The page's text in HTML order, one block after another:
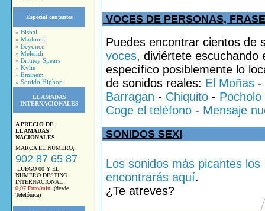
Especial cantantes
» Bisbal
» Madonna
» Beyonce
» Melendi
» Britney Spears
» Kylie
» Eminem
» Sonido Hiphop
LLAMADAS
INTERNACIONALES
A PRECIO DE
LLAMADAS
NACIONALES
MARCA EL NÚMERO,
902 87 65 87
LUEGO 00 Y EL
NUMERO DESTINO
INTERNACIONAL
0,07 Euro/min. (desde
Telefónica)
VOCES DE PERSONAS,
Puedes encontrar cientos de
voces, diviértete escuchando
específico posiblemente lo
de sonidos reales: El Moñas -
Barragan - Chiquito - Pocholo
Coge el teléfono - Mensaje
SONIDOS SEXI
Los sonidos más picantes los
encontrarás aquí.
¿Te atreves?